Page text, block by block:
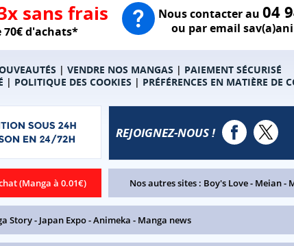
sans frais
d'achats*
Nous contacter au 04
ou par email
| VENDRE NOS MANGAS | PAIEMENT SÉCURISÉ
| POLITIQUE DES COOKIES | PRÉFÉRENCES EN MATIÈRE DE
(Manga à 0.01€)
REJOIGNEZ-NOUS !
Nos autres sites : Boy's Love- Meian-
Story- Japan Expo-Animeka - Manga news